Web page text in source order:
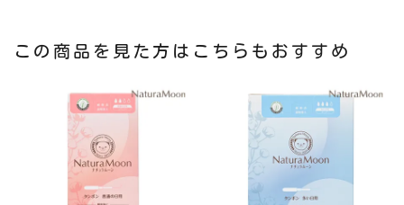
この商品を見た方はこちらもおすすめ